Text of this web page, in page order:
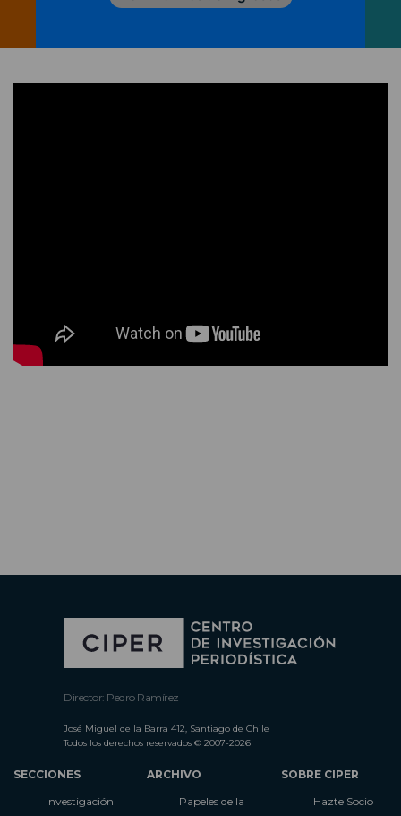
Director: Pedro Ramírez
José Miguel de la Barra 412, Santiago de Chile
Todos los derechos reservados © 2007-2026
SECCIONES
Investigación
ARCHIVO
Papeles de la
SOBRE CIPER
Hazte Socio